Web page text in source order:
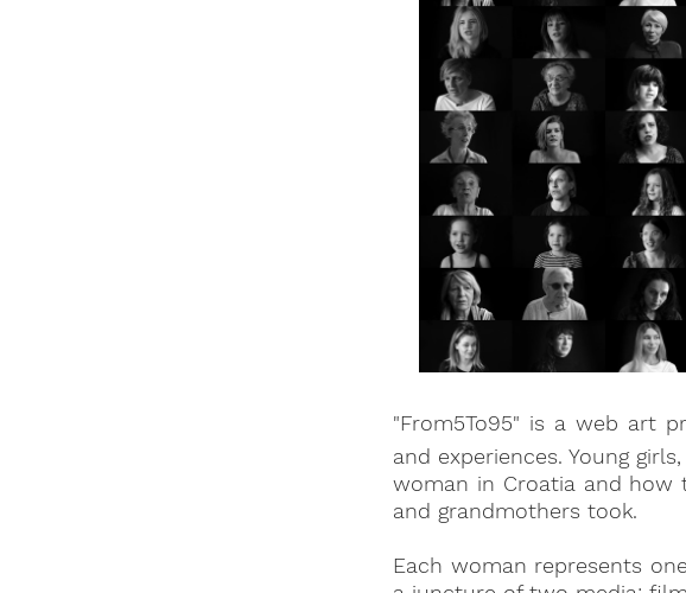
"From5To95" is a web art
and experiences. Young
woman in Croatia and
and grandmothers took.
Each woman represents